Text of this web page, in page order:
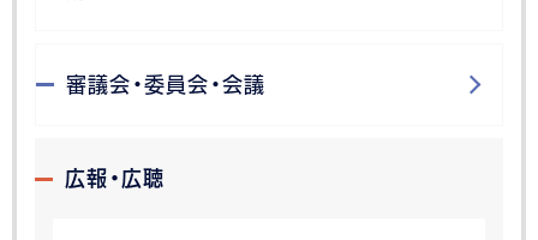
審議会・委員会・会議
広報・広聴